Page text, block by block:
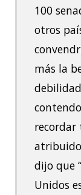
100
otros
más la
dijo que
Unidos